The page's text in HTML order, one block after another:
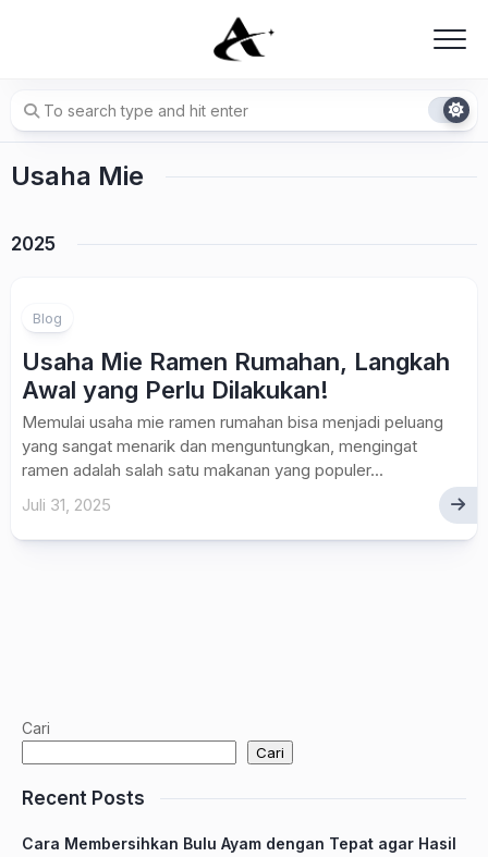
Usaha Mie
2025
Blog
Usaha Mie Ramen Rumahan, Langkah
Awal yang Perlu Dilakukan!
Memulai usaha mie ramen rumahan bisa menjadi peluang
yang sangat menarik dan menguntungkan, mengingat
ramen adalah salah satu makanan yang populer...
Juli 31, 2025
Cari
Cari
Recent Posts
Cara Membersihkan Bulu Ayam dengan Tepat agar Hasil